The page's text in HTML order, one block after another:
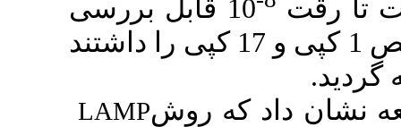
10 قابل بررسی
بود که به ترتیب توان تشخیص 1 کپی و 17 کپی را داشتند
که روش LAMP